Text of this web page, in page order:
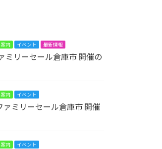
案内 イベント 最新情報
ミリーセール倉庫市 開催の
案内 イベント
ァミリーセール倉庫市 開催
案内 イベント